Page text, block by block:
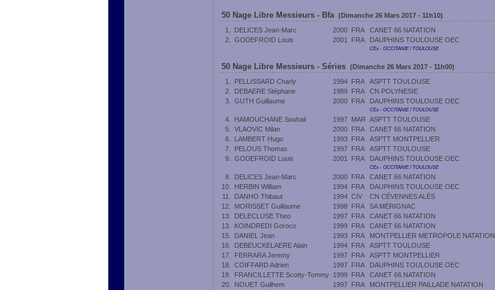
50 Nage Libre Messieurs - Bfa (Dimanche 26 Mars 2017 - 11h10)
1.
DELICES Jean-Marc 2000 FRA CANET 66 NATATION
2.
GODEFROID Louis 2001 FRA DAUPHINS TOULOUSE OEC
CEx - OCCITANIE / TOULOUSE
50 Nage Libre Messieurs - Séries (Dimanche 26 Mars 2017 - 11h00)
1.
PELLISSARD Charly 1994 FRA ASPTT TOULOUSE
2.
DEBAERE Stéphane 1989 FRA CN POLYNESIE
3.
GUTH Guillaume 2000 FRA DAUPHINS TOULOUSE OEC
CEx - OCCITANIE / TOULOUSE
4. HAMOUCHANE Souhail 1997 MAR ASPTT TOULOUSE
5.
VLAOVIC Milan 2000 FRA CANET 66 NATATION
6.
LAMBERT Hugo 1993 FRA ASPTT MONTPELLIER
7.
PELOUS Thomas 1997 FRA ASPTT TOULOUSE
9.
GODEFROID Louis 2001 FRA DAUPHINS TOULOUSE OEC
CEx - OCCITANIE / TOULOUSE
8. DELICES Jean-Marc 2000 FRA CANET 66 NATATION
10.
HERBIN William 1994 FRA DAUPHINS TOULOUSE OEC
11.
DANHO Thibaut 1994 CIV CN CÉVENNES ALÈS
12.
MORISSET Guillaume 1998 FRA SA MÉRIGNAC
13.
DELECLUSE Theo 1997 FRA CANET 66 NATATION
13.
KOINDREDI Goroco 1999 FRA CANET 66 NATATION
15.
DANIEL Jean 1993 FRA MONTPELLIER METROPOLE NATATION
16.
DEBEUCKELAERE Alain 1994 FRA ASPTT TOULOUSE
17.
FERRARA Jeremy 1997 FRA ASPTT MONTPELLIER
18. COIFFARD Adrien 1997 FRA DAUPHINS TOULOUSE OEC
19. FRANCILLETTE Scotty-Tommy 1999 FRA CANET 66 NATATION
20. NOUET Guilhem 1997 FRA MONTPELLIER PAILLADE NATATION